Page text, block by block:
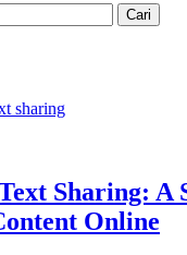
Sharing: A
Online